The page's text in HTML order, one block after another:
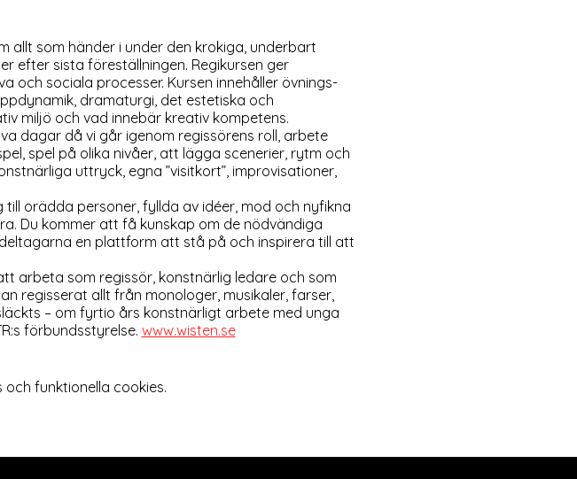
allt som händer i under den krokiga, underbart
efter sista föreställningen. Regikursen ger
och sociala processer. Kursen innehåller övnings-
dramaturgi, det estetiska och
miljö och vad innebär kreativ kompetens.
dagar då vi går igenom regissörens roll, arbete
spel på olika nivåer, att lägga scenerier, rytm och
uttryck, egna ”visitkort”, improvisationer,
orädda personer, fyllda av idéer, mod och nyfikna
Du kommer att få kunskap om de nödvändiga
en plattform att stå på och inspirera till att
arbeta som regissör, konstnärlig ledare och som
regisserat allt från monologer, musikaler, farser,
– om fyrtio års konstnärligt arbete med unga
förbundsstyrelse. www.wisten.se
funktionella cookies.